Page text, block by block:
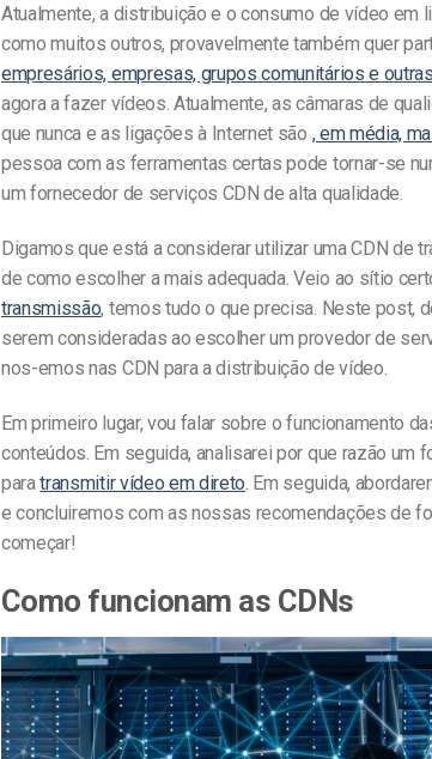
Atualmente, a distribuição e o consumo de vídeo em
como muitos outros, provavelmente também quer
empresários, empresas, grupos comunitários e
agora a fazer vídeos. Atualmente, as câmaras de
que nunca e as ligações à Internet são , em média,
pessoa com as ferramentas certas pode tornar-se
um fornecedor de serviços CDN de alta qualidade.
Digamos que está a considerar utilizar uma CDN de
de como escolher a mais adequada. Veio ao sítio
transmissão, temos tudo o que precisa. Neste post,
serem consideradas ao escolher um provedor de
nos-emos nas CDN para a distribuição de vídeo.
Em primeiro lugar, vou falar sobre o funcionamento
conteúdos. Em seguida, analisarei por que razão
paratransmitir vídeo em direto . Em seguida,
e concluiremos com as nossas recomendações de
começar!
Como funcionam as CDNs